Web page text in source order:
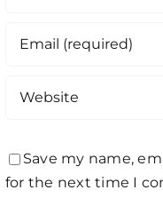
Save my name,
for the next time I